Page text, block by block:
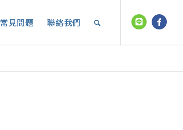
常見問題 聯絡我們